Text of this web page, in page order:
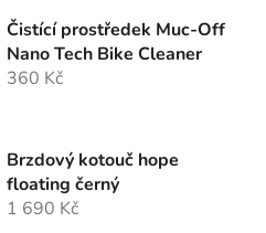
Čistící prostředek Muc-Off
Nano Tech Bike Cleaner
360 Kč
Brzdový kotouč hope
floating černý
1 690 Kč